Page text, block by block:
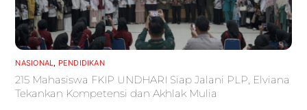
NASIONAL, PENDIDIKAN
215 Mahasiswa FKIP UNDHARI Siap Jalani PLP, Elviana
Tekankan Kompetensi dan Akhlak Mulia